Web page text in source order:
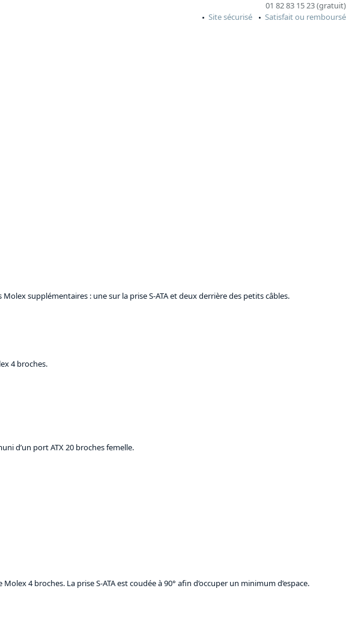
01 82 83 15 23 (gratuit)
Site sécurisé
Satisfait ou remboursé
supplémentaires : une sur la prise S-ATA et deux derrière des petits câbles.
4 broches.
d’un port ATX 20 broches femelle.
4 broches. La prise S-ATA est coudée à 90° afin d’occuper un minimum d’espace.